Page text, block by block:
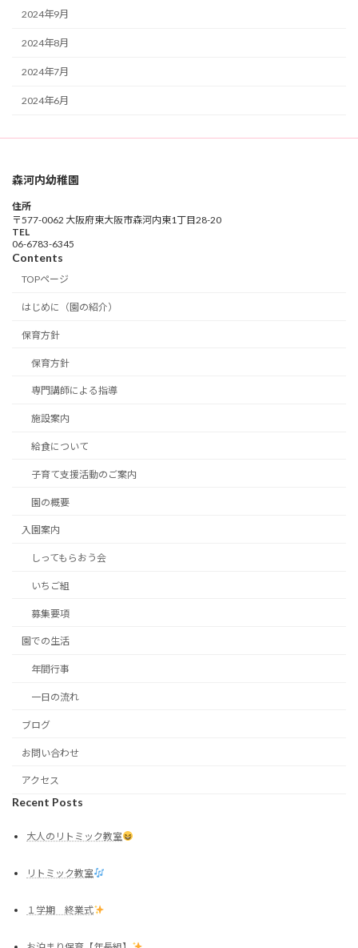
2024年9月
2024年8月
2024年7月
2024年6月
森河内幼稚園
住所
〒577-0062 大阪府東大阪市森河内東1丁目28-20
TEL
06-6783-6345
Contents
TOPページ
はじめに（園の紹介）
保育方針
保育方針
専門講師による指導
施設案内
給食について
子育て支援活動のご案内
園の概要
入園案内
しってもらおう会
いちご組
募集要項
園での生活
年間行事
一日の流れ
ブログ
お問い合わせ
アクセス
Recent Posts
大人のリトミック教室
リトミック教室
１学期 終業式